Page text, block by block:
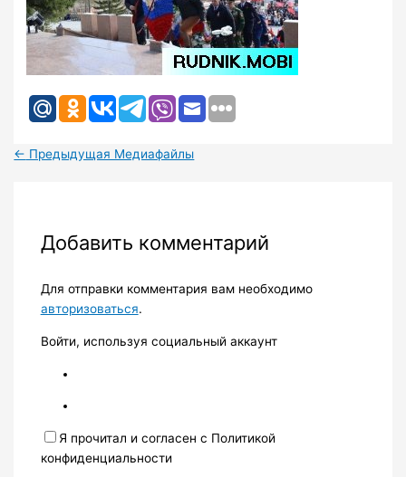
← Предыдущая Медиафайлы
Добавить комментарий
Для отправки комментария вам необходимо
авторизоваться.
Войти, используя социальный аккаунт
Я прочитал и согласен с Политикой
конфиденциальности